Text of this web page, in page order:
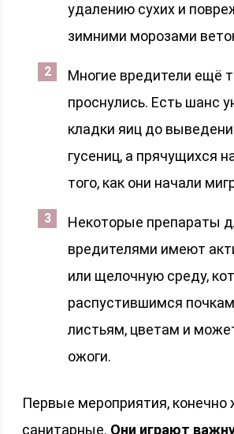
удалению сухих и
зимними морозами
Многие вредители ещё
проснулись. Есть шанс
кладки яиц до
гусениц, а прячущихся
того, как они начали
Некоторые препараты
вредителями имеют
или щелочную среду,
распустившимся
листьям, цветам и
ожоги.
Первые мероприятия, конечно
санитарные. Они играют